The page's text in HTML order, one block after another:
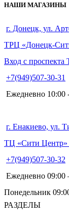
НАШИ МАГАЗИНЫ
г. Донецк, ул.
ТРЦ «Донецк-
Вход с проспекта
+7(949)507-30-31
Ежедневно 10:00
г. Енакиево, ул.
ТЦ «Сити Центр»
+7(949)507-30-32
Ежедневно 09:00
Понедельник
РАЗДЕЛЫ